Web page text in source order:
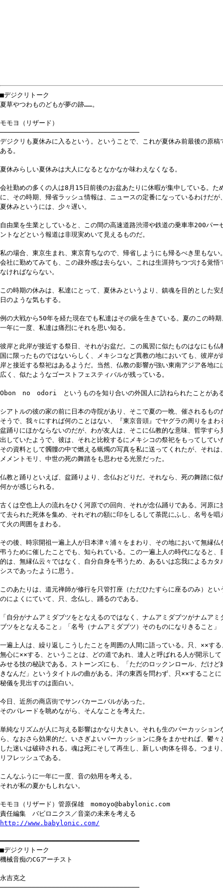
■デジクリトーク
夏草やつわものどもが夢の跡……。
モモヨ（リザード）
───────────────────────────────────
デジクリも夏休みに入るという。ということで、これが夏休み前最後の原稿
ある。
夏休みらしい夏休みは大人になるとなかなか味わえなくなる。
会社勤めの多くの人は8月15日前後のお盆あたりに休暇が集中している。た
に、その時期、帰省ラッシュ情報は、ニュースの定番になっているわけだが、
夏休みというには、少々遅い。
自由業を生業としていると、この間の高速道路渋滞や鉄道の乗車率200パー
ントなどという報道は非現実めいて見えるものだ。
私の場合、東京生まれ、東京育ちなので、帰省しようにも帰るべき里もない。
会社に勤めてみても、この疎外感は去らない。これは生涯持ちつづける覚悟
なければならない。
この時期の休みは、私達にとって、夏休みというより、鎮魂を目的とした安
日のような気もする。
例の大戦から50年を経た現在でも私達はその疵を生きている。夏のこの時期
一年に一度、私達は痛烈にそれを思い知る。
彼岸と此岸が接近する祭日、それがお盆だ。この風習に似たものはなにも仏
国に限ったものではないらしく、メキシコなど異教の地においても、彼岸が
岸と接近する祭祀はあるようだ。当然、仏教の影響が強い東南アジア各地に
広く、似たようなゴーストフェスティバルが残っている。
Obon no odori というものを知り合いの外国人に訪ねられたことがある
シアトルの彼の家の前に日本の寺院があり、そこで夏の一晩、催されるもの
そうで、我々にすれば何のことはない、『東京音頭』でヤグラの周りをまわ
盆踊りにほかならないのだが、わが友人は、そこに仏教的な意味、哲学すら
出していたようで、彼は、それと比較するにメキシコの祭祀をもってしてい
その資料として髑髏の中で燃える蝋燭の写真を私に送ってくれたが、それは、
メメントモリ、中世の死の舞踏をも思わせる光景だった。
仏教と踊りといえば、盆踊りより、念仏おどりだ。それなら、死の舞踏に似
何かが感じられる。
古くは空也上人の流れをひく河原での回向、それが念仏踊りである。河原に
て去られた死体を集め、それぞれの額に印をしるして荼毘にふし、名号を唱
て火の周囲をまわる。
その後、時宗開祖一遍上人が日本津々浦々をまわり、その地において無縁仏
弔うために催したことでも、知られている。この一遍上人の時代になると、
的は、無縁仏云々ではなく、自分自身を弔うため、あるいは忘我によるカタ
シスであったように思う。
このあたりは、道元禅師が修行を只管打座（ただひたすらに座るのみ）とい
のによくにていて、只、念仏し、踊るのである。
「自分がナムアミダブツをとなえるのではなく、ナムアミダブツがナムアミ
ブツをとなえること」「名号（ナムアミダブツ）そのものになりきること」
一遍上人は、繰り返しこうしたことを周囲の人間に語っている。只、××する
無心に××する、ということは、どの道であれ、達人と呼ばれる人が開示して
みせる技の秘訣である。ストーンズにも、「ただのロックンロール、だけど
きなんだ」というタイトルの曲がある。洋の東西を問わず、只××することに
秘儀を見出すのは面白い。
今日、近所の商店街でサンバカーニバルがあった。
そのパレードを眺めながら、そんなことを考えた。
単純なリズムが人に与える影響はかなり大きい。それも生のパーカッション
ら、なおさら効果的だ。いさぎよいパーカッションに身をまかせれば、鬱々
した迷いは破砕される。魂は死にそして再生し、新しい肉体を得る。つまり、
リフレッシュである。
こんなふうに一年に一度、音の効用を考える。
それが私の夏かもしれない。
モモヨ（リザード）管原保雄 momoyo@babylonic.com
責任編集 バビロニクス／音楽の未来を考える
http://www.babylonic.com/
━━━━━━━━━━━━━━━━━━━━━━━━━━━━━━━━━━━
■デジクリトーク
機械音痴のCGアーチスト
永吉克之
───────────────────────────────────